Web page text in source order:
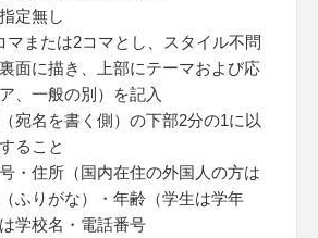
定無し
または2コマとし、スタイル不問
面に描き、上部にテーマおよび応
、一般の別）を記入
宛名を書く側）の下部2分の1に以
ること
・住所（国内在住の外国人の方は
ふりがな）・年齢（学生は学年
学校名・電話番号